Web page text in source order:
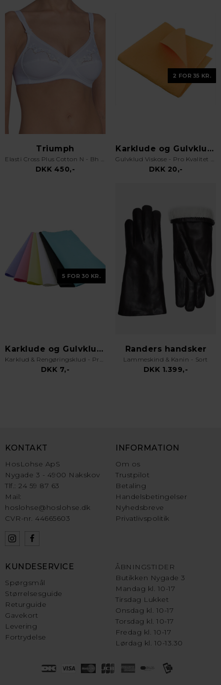
Triumph
Elasti Cross Plus Cotton N - Bh uden bøjle - Hvid
DKK 450,-
2 FOR 35 KR.
Karklude og Gulvklude
Gulvklud Viskose - Pro Kvalitet - Orange
DKK 20,-
5 FOR 30 KR.
Karklude og Gulvklude
Karklud & Rengøringsklud - Pro Kvalitet - Valgfri Farve
DKK 7,-
Randers handsker
Lammeskind & Kanin - Sort
DKK 1.399,-
KONTAKT
HosLohse ApS
Nygade 3 - 4900 Nakskov
Tlf.: 24 59 87 63
Mail:
hoslohse@hoslohse.dk
CVR-nr. 44665603
INFORMATION
Om os
Trustpilot
Betaling
Handelsbetingelser
Nyhedsbreve
Privatlivspolitik
KUNDESERVICE
Spørgsmål
Størrelsesguide
Returguide
Gavekort
Levering
Fortrydelse
ÅBNINGSTIDER
Butikken Nygade 3
Mandag kl. 10-17
Tirsdag Lukket
Onsdag kl. 10-17
Torsdag kl. 10-17
Fredag kl. 10-17
Lørdag kl. 10-13.30